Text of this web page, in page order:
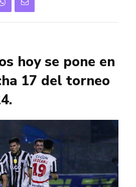
hoy se pone en
17 del torneo